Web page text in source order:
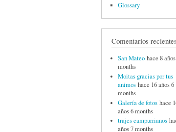
Glossary
Comentarios recientes
San Mateo hace 8
months
Moitas gracias por tus
animos hace 16 años 6
months
Galería de fotos hace
años 6 months
trajes campurrianos
años 7 months